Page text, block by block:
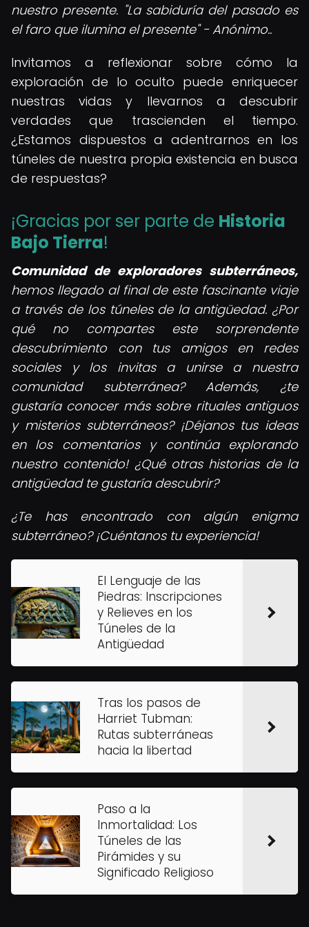
nuestro presente. "La sabiduría del pasado es
el faro que ilumina el presente" - Anónimo..
Invitamos a reflexionar sobre cómo la
exploración de lo oculto puede enriquecer
nuestras vidas y llevarnos a descubrir
verdades que trascienden el tiempo.
¿Estamos dispuestos a adentrarnos en los
túneles de nuestra propia existencia en busca
de respuestas?
¡Gracias por ser parte de Historia
Bajo Tierra!
Comunidad de exploradores subterráneos,
hemos llegado al final de este fascinante viaje
a través de los túneles de la antigüedad. ¿Por
qué no compartes este sorprendente
descubrimiento con tus amigos en redes
sociales y los invitas a unirse a nuestra
comunidad subterránea? Además, ¿te
gustaría conocer más sobre rituales antiguos
y misterios subterráneos? ¡Déjanos tus ideas
en los comentarios y continúa explorando
nuestro contenido! ¿Qué otras historias de la
antigüedad te gustaría descubrir?
¿Te has encontrado con algún enigma
subterráneo? ¡Cuéntanos tu experiencia!
El Lenguaje de las
Piedras: Inscripciones
y Relieves en los
Túneles de la
Antigüedad
Tras los pasos de
Harriet Tubman:
Rutas subterráneas
hacia la libertad
Paso a la
Inmortalidad: Los
Túneles de las
Pirámides y su
Significado Religioso